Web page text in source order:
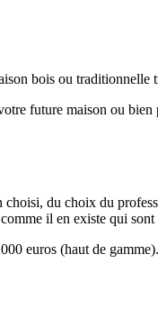
bois ou traditionnelle
future maison ou
du choix du
il en existe qui
euros (haut de